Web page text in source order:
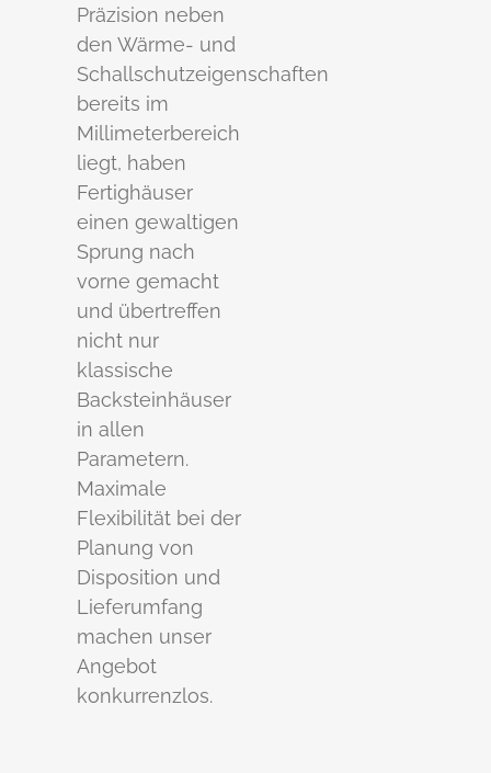
Präzision neben
den Wärme- und
Schallschutzeigenschaften
bereits im
Millimeterbereich
liegt, haben
Fertighäuser
einen gewaltigen
Sprung nach
vorne gemacht
und übertreffen
nicht nur
klassische
Backsteinhäuser
in allen
Parametern.
Maximale
Flexibilität bei der
Planung von
Disposition und
Lieferumfang
machen unser
Angebot
konkurrenzlos.